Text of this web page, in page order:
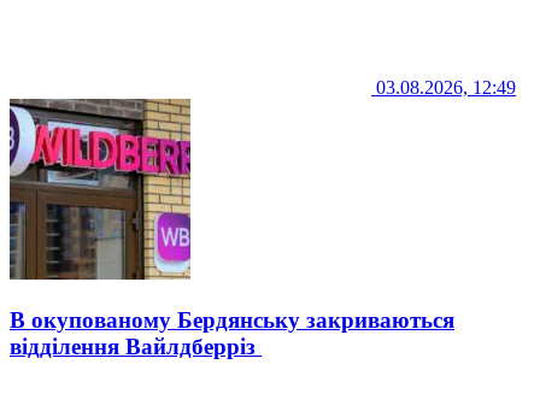
03.08.2026, 12:49
В окупованому Бердянську закриваються
відділення Вайлдберріз